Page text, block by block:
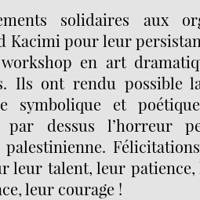
solidaires aux
Kacimi pour leur
en art
Ils ont rendu possible
symbolique et
par dessus l’horreur
leur talent, leur
leur courage !